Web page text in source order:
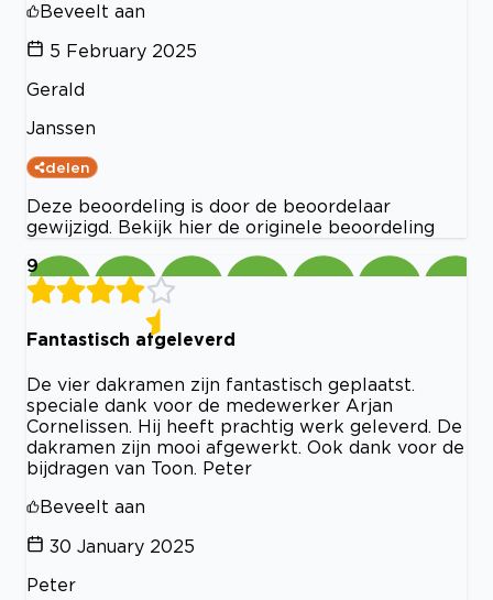
Beveelt aan
5 February 2025
Gerald
Janssen
delen
Deze beoordeling is door de beoordelaar
gewijzigd. Bekijk hier de originele beoordeling
9
Fantastisch afgeleverd
De vier dakramen zijn fantastisch geplaatst.
speciale dank voor de medewerker Arjan
Cornelissen. Hij heeft prachtig werk geleverd. De
dakramen zijn mooi afgewerkt. Ook dank voor de
bijdragen van Toon. Peter
Beveelt aan
30 January 2025
Peter